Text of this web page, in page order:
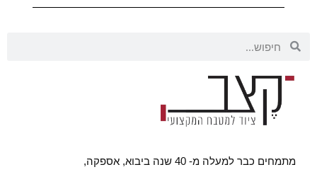
מתמחים כבר למעלה מ- 40 שנה ביבוא, אספקה,